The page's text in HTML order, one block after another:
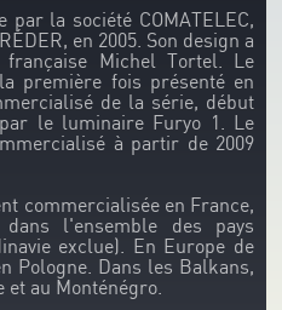
par la société COMATELEC,
en 2005. Son design a
Michel Tortel. Le
première fois présenté en
de la série, début
le luminaire Furyo 1. Le
à partir de 2009
commercialisée en France,
l'ensemble des pays
exclue). En Europe de
Pologne. Dans les Balkans,
et au Monténégro.